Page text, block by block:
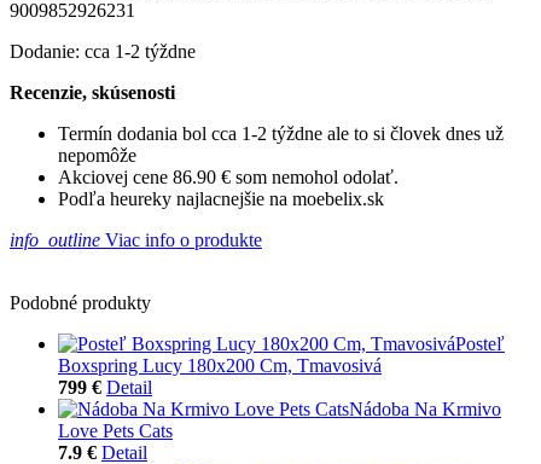
9009852926231
Dodanie: cca 1-2 týždne
Recenzie, skúsenosti
Termín dodania bol cca 1-2 týždne ale to si človek dnes už
nepomôže
Akciovej cene 86.90 € som nemohol odolať.
Podľa heureky najlacnejšie na moebelix.sk
info_outline Viac info o produkte
Podobné produkty
Posteľ
Boxspring Lucy 180x200 Cm, Tmavosivá
799 € Detail
Nádoba Na Krmivo
Love Pets Cats
7.9 € Detail